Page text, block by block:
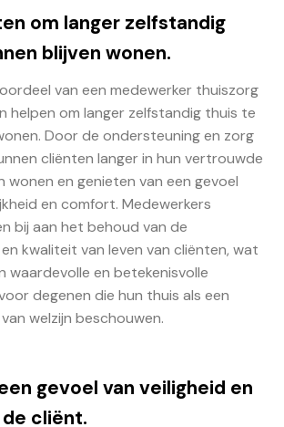
om langer zelfstandig
blijven wonen.
van een medewerker thuiszorg
helpen om langer zelfstandig thuis te
Door de ondersteuning en zorg
cliënten langer in hun vertrouwde
wonen en genieten van een gevoel
en comfort. Medewerkers
bij aan het behoud van de
kwaliteit van leven van cliënten, wat
waardevolle en betekenisvolle
degenen die hun thuis als een
welzijn beschouwen.
gevoel van veiligheid en
cliënt.